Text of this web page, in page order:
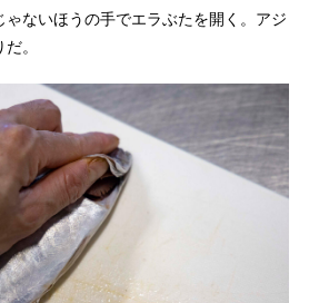
ないほうの手でエラぶたを開く。アジ
。